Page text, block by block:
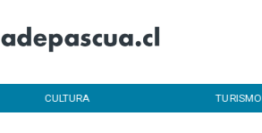
CULTURA TURISMO